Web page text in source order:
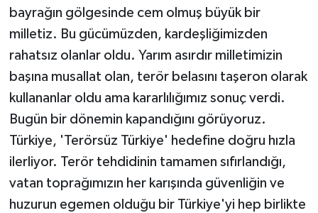
bayrağın gölgesinde cem olmuş büyük bir
milletiz. Bu gücümüzden, kardeşliğimizden
rahatsız olanlar oldu. Yarım asırdır milletimizin
başına musallat olan, terör belasını taşeron olarak
kullananlar oldu ama kararlılığımız sonuç verdi.
Bugün bir dönemin kapandığını görüyoruz.
Türkiye, 'Terörsüz Türkiye' hedefine doğru hızla
ilerliyor. Terör tehdidinin tamamen sıfırlandığı,
vatan toprağımızın her karışında güvenliğin ve
huzurun egemen olduğu bir Türkiye'yi hep birlikte